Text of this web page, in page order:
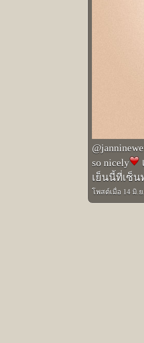
so nicely
เย็นนี้ที่เซ็น
โพสต์เมื่อ 14 มิ.ย